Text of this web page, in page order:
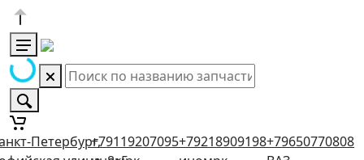
Петербург,+79119207095+79218909198+79650770808